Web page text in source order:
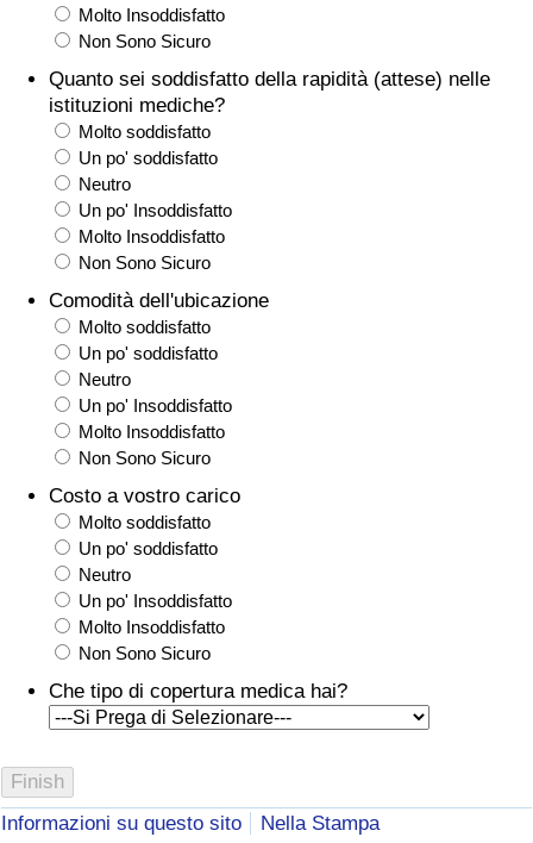
Molto Insoddisfatto
Non Sono Sicuro
Quanto sei soddisfatto della rapidità (attese) nelle
istituzioni mediche?
Molto soddisfatto
Un po' soddisfatto
Neutro
Un po' Insoddisfatto
Molto Insoddisfatto
Non Sono Sicuro
Comodità dell'ubicazione
Molto soddisfatto
Un po' soddisfatto
Neutro
Un po' Insoddisfatto
Molto Insoddisfatto
Non Sono Sicuro
Costo a vostro carico
Molto soddisfatto
Un po' soddisfatto
Neutro
Un po' Insoddisfatto
Molto Insoddisfatto
Non Sono Sicuro
Che tipo di copertura medica hai?
Informazioni su questo sito Nella Stampa